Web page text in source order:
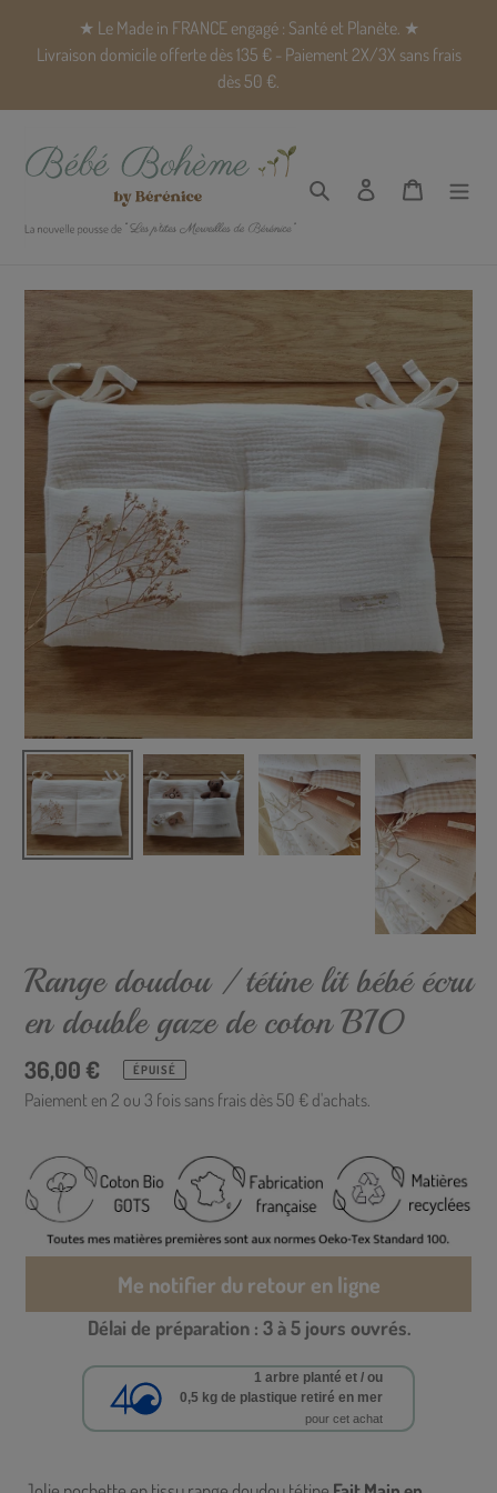
★ Le Made in FRANCE engagé : Santé et Planète. ★
Livraison domicile offerte dès 135 € - Paiement 2X/3X sans frais
dès 50 €.
RechercherSe connecter
Panier
Range doudou / tétine lit bébé écru
en double gaze de coton BIO
Prix
normal
36,00 € ÉPUISÉ
Paiement en 2 ou 3 fois sans frais dès 50 € d'achats.
Me notifier du retour en ligne
Délai de préparation : 3 à 5 jours ouvrés.
1 arbre planté et / ou
0,5 kg de plastique retiré en mer
pour cet achat
d'un